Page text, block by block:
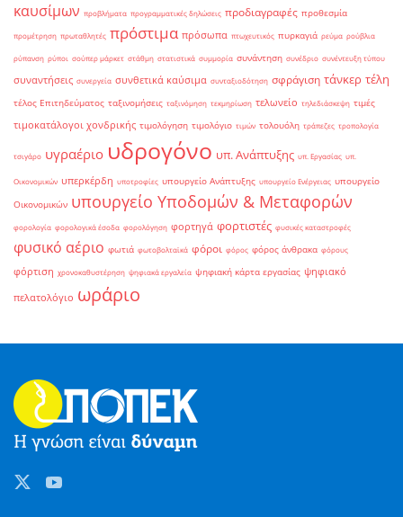
καυσίμων προβλήματα προγραμματικές δηλώσεις προδιαγραφές προθεσμία
προμέτρηση πρωταθλητές πρόστιμα πρόσωπα πτωχευτικός πυρκαγιά ρεύμα ρούβλια
ρύπανση ρύποι σούπερ μάρκετ στάθμη στατιστικά συμμορία συνάντηση συνέδριο συνέντευξη τύπου
συναντήσεις συνεργεία συνθετικά καύσιμα συνταξιοδότηση σφράγιση τάνκερ τέλη
τέλος Επιτηδεύματος ταξινομήσεις ταξινόμηση τεκμηρίωση τελωνείο τηλεδιάσκεψη τιμές
τιμοκατάλογοι χονδρικής τιμολόγηση τιμολόγιο τιμών τολουόλη τράπεζες τροπολογία
τσιγάρο υγραέριο υδρογόνο υπ. Ανάπτυξης υπ. Εργασίας υπ.
Οικονομικών υπερκέρδη υποτροφίες υπουργείο Ανάπτυξης υπουργείο Ενέργειας υπουργείο
Οικονομικών υπουργείο Υποδομών & Μεταφορών
φορολογία φορολογικά έσοδα φορολόγηση φορτηγά φορτιστές φυσικές καταστροφές
φυσικό αέριο φωτιά φωτοβολταϊκά φόροι φόρος φόρος άνθρακα φόρους
φόρτιση χρονοκαθυστέρηση ψηφιακά εργαλεία ψηφιακή κάρτα εργασίας ψηφιακό
πελατολόγιο ωράριο